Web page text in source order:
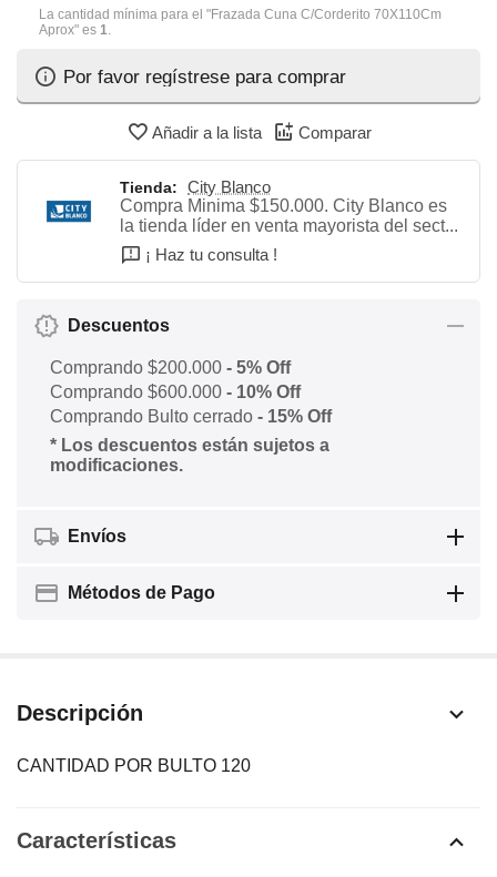
La cantidad mínima para el "Frazada Cuna C/Corderito 70X110Cm
Aprox" es 1.
Por favor regístrese para comprar
Añadir a la lista Comparar
Tienda:
City Blanco
Compra Minima $150.000. City Blanco es
la tienda líder en venta mayorista del sect...
¡ Haz tu consulta !
Descuentos
Comprando $200.000 - 5% Off
Comprando $600.000 - 10% Off
Comprando Bulto cerrado - 15% Off
* Los descuentos están sujetos a
modificaciones.
Envíos
Métodos de Pago
Descripción
CANTIDAD POR BULTO 120
Características